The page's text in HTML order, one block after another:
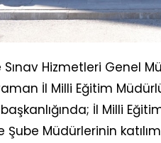
Hizmetleri Genel
İl Milli Eğitim
İl Milli
Şube Müdürlerinin